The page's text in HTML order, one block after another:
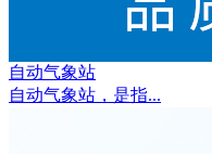
自动气象站
自动气象站，是指...